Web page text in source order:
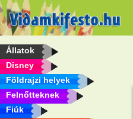
Állatok
Disney
Földrajzi helyek
Felnőtteknek
Fiúk